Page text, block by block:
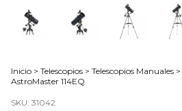
Inicio > Telescopios > Telescopios Manuales >
AstroMaster 114EQ
SKU: 31042